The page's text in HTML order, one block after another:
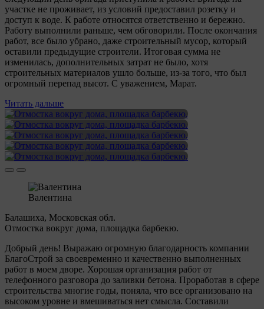
участке не проживает, из условий предоставил розетку и
доступ к воде. К работе относятся ответственно и бережно.
Работу выполнили раньше, чем обговорили. После окончания
работ, все было убрано, даже строительный мусор, который
оставили предыдущие строители. Итоговая сумма не
изменилась, дополнительных затрат не было, хотя
строительных материалов ушло больше, из-за того, что был
огромный перепад высот. С уважением, Марат.
Читать дальше
Валентина
Балашиха, Московская обл.
Отмостка вокруг дома, площадка барбекю.
Добрый день! Выражаю огромную благодарность компании
БлагоСтрой за своевременно и качественно выполненных
работ в моем дворе. Хорошая организация работ от
телефонного разговора до заливки бетона. Проработав в сфере
строительства многие годы, поняла, что все организовано на
высоком уровне и вмешиваться нет смысла. Составили